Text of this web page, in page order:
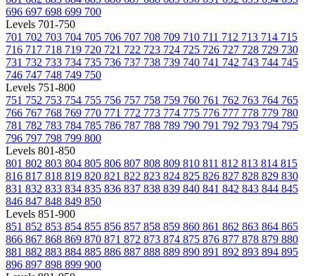
696 697 698 699 700
Levels 701-750
701 702 703 704 705 706 707 708 709 710 711 712 713 714 715
716 717 718 719 720 721 722 723 724 725 726 727 728 729 730
731 732 733 734 735 736 737 738 739 740 741 742 743 744 745
746 747 748 749 750
Levels 751-800
751 752 753 754 755 756 757 758 759 760 761 762 763 764 765
766 767 768 769 770 771 772 773 774 775 776 777 778 779 780
781 782 783 784 785 786 787 788 789 790 791 792 793 794 795
796 797 798 799 800
Levels 801-850
801 802 803 804 805 806 807 808 809 810 811 812 813 814 815
816 817 818 819 820 821 822 823 824 825 826 827 828 829 830
831 832 833 834 835 836 837 838 839 840 841 842 843 844 845
846 847 848 849 850
Levels 851-900
851 852 853 854 855 856 857 858 859 860 861 862 863 864 865
866 867 868 869 870 871 872 873 874 875 876 877 878 879 880
881 882 883 884 885 886 887 888 889 890 891 892 893 894 895
896 897 898 899 900